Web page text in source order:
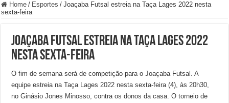
Home / Esportes / Joaçaba Futsal estreia na Taça Lages 2022 nesta
sexta-feira
Joaçaba Futsal estreia na Taça Lages 2022
nesta sexta-feira
O fim de semana será de competição para o Joaçaba Futsal. A
equipe estreia na Taça Lages 2022 nesta sexta-feira (4), às 20h30,
no Ginásio Jones Minosso, contra os donos da casa. O torneio de